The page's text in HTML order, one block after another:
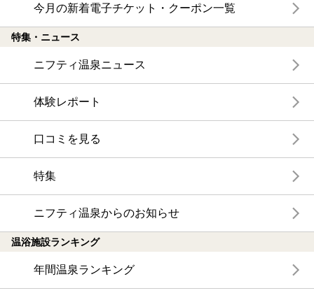
今月の新着電子チケット・クーポン一覧
特集・ニュース
ニフティ温泉ニュース
体験レポート
口コミを見る
特集
ニフティ温泉からのお知らせ
温浴施設ランキング
年間温泉ランキング